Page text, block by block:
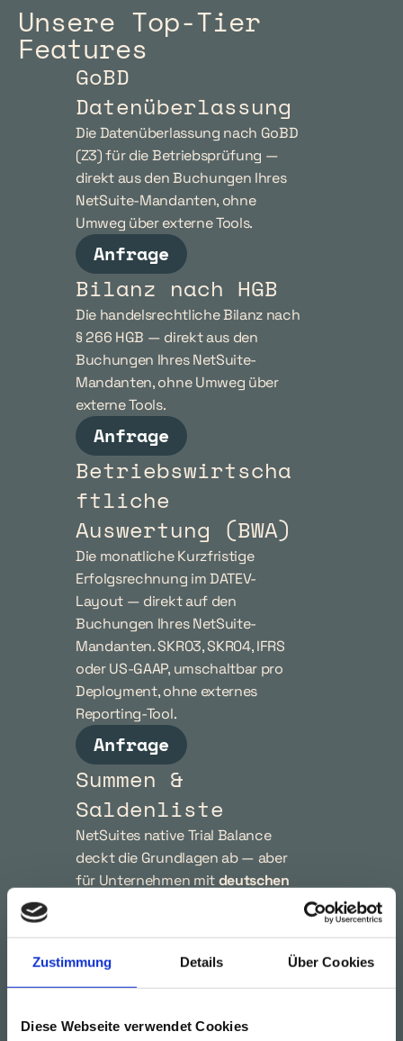
Zustimmung Details Über Cookies
Diese Webseite verwendet Cookies
Unsere Top-Tier
Features
GoBD
Datenüberlassung
Die Datenüberlassung nach GoBD
(Z3) für die Betriebsprüfung —
direkt aus den Buchungen Ihres
NetSuite-Mandanten, ohne
Umweg über externe Tools.
Anfrage
Bilanz nach HGB
Die handelsrechtliche Bilanz nach
§ 266 HGB — direkt aus den
Buchungen Ihres NetSuite-
Mandanten, ohne Umweg über
externe Tools.
Anfrage
Betriebswirtscha
ftliche
Auswertung (BWA)
Die monatliche Kurzfristige
Erfolgsrechnung im DATEV-
Layout — direkt auf den
Buchungen Ihres NetSuite-
Mandanten. SKR03, SKR04, IFRS
oder US-GAAP, umschaltbar pro
Deployment, ohne externes
Reporting-Tool.
Anfrage
Summen &
Saldenliste
NetSuites native Trial Balance
deckt die Grundlagen ab — aber
für Unternehmen mit deutschen
Fiskaljahres-Segmentierung,
HGB-konforme